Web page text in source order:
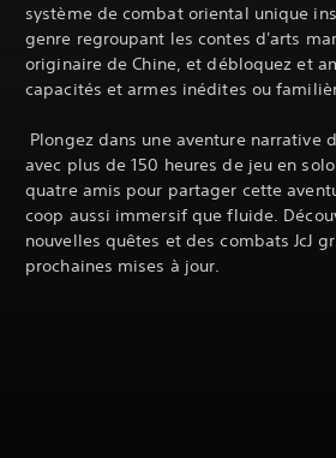
système de combat oriental unique
genre regroupant les contes d'arts
originaire de Chine, et débloquez et
capacités et armes inédites ou
Plongez dans une aventure narrative
avec plus de 150 heures de jeu en
quatre amis pour partager cette
coop aussi immersif que fluide.
nouvelles quêtes et des combats JcJ
prochaines mises à jour.